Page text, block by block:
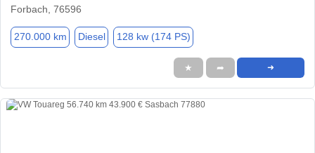
Forbach, 76596
270.000 km Diesel 128 kw (174 PS)
★ ➦ ➜